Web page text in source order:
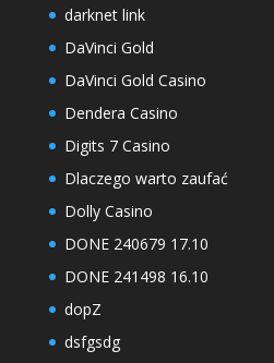
darknet link
DaVinci Gold
DaVinci Gold Casino
Dendera Casino
Digits 7 Casino
Dlaczego warto zaufać
Dolly Casino
DONE 240679 17.10
DONE 241498 16.10
dopZ
dsfgsdg